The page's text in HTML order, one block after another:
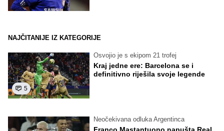
NAJČITANIJE IZ KATEGORIJE
5
Osvojio je s ekipom 21 trofej
Kraj jedne ere: Barcelona se i
definitivno riješila svoje legende
Neočekivana odluka Argentinca